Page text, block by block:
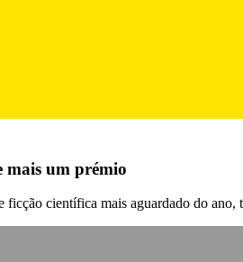
mais um prémio
científica mais aguardado do